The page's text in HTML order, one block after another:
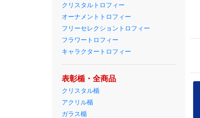
クリスタルトロフィー
オーナメントトロフィー
フリーセレクショントロフィー
フラワートロフィー
キャラクタートロフィー
表彰楯・全商品
クリスタル楯
アクリル楯
ガラス楯